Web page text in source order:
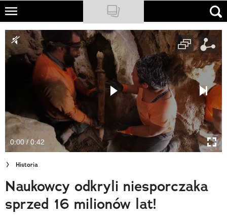
Skip
main
content
NATIONAL GEOGRAPHIC
TRAVELER
PODCASTY
Newsletter
Cuda Polski
Wielki Konkurs Fotograficzny
Trendbook Podróżniczy
Polecane
0:00 / 0:42
Historia
Naukowcy odkryli niesporczaka
sprzed 16 milionów lat!